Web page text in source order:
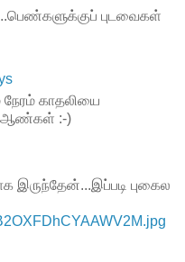
புடவைகள்
நேரம் காதலியை
ஆண்கள் :-)
இருந்தேன்...இப்படி புகைல